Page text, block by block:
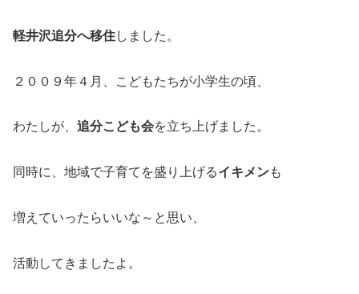
軽井沢追分へ移住しました。
２００９年４月、こどもたちが小学生の頃、
わたしが、 追分こども会を立ち上げました。
同時に、地域で子育てを盛り上げるイキメンも
増えていったらいいな～と思い、
活動してきましたよ。